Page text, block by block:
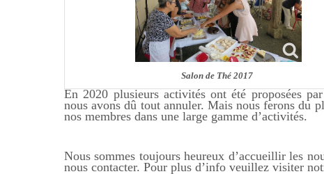
Salon de Thé 2017
En 2020 plusieurs activités ont été proposées
nous avons dû tout annuler. Mais nous ferons du
nos membres dans une large gamme d’activités.
Nous sommes toujours heureux d’accueillir les
nous contacter. Pour plus d’info veuillez visiter